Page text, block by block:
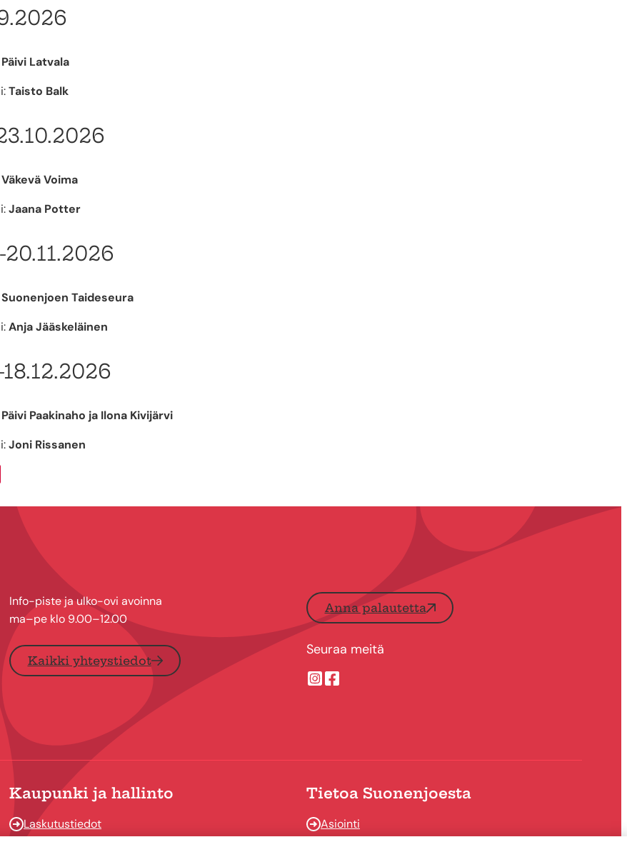
Päivi Latvala
Taisto Balk
Väkevä Voima
Jaana Potter
20.11.2026
Suonenjoen Taideseura
Anja Jääskeläinen
18.12.2026
Päivi Paakinaho ja Ilona Kivijärvi
Joni Rissanen
Twitterissä
Info-piste ja ulko-ovi avoinna
ma–pe klo 9.00–12.00
Kaikki yhteystiedot
Anna palautetta
Seuraa meitä
Suonenjoen kaupungin Instragram
Suonenjoen kaupungin Facebook
Kaupunki ja hallinto
Laskutustiedot
Tietoa Suonenjoesta
Asiointi